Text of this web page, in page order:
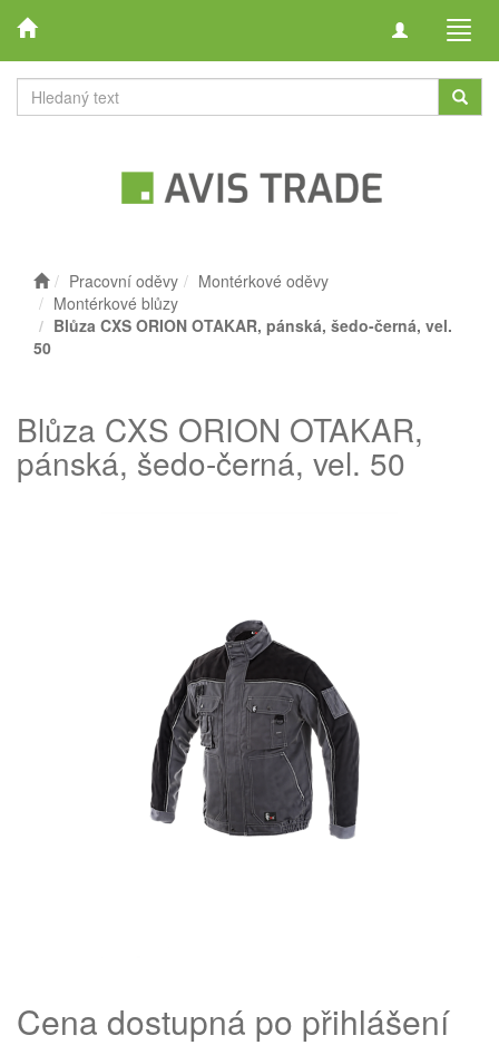
Toggle
Pracovní oděvy
Montérkové oděvy
Montérkové blůzy
Blůza CXS ORION OTAKAR, pánská, šedo-černá, vel.
50
Blůza CXS ORION OTAKAR,
pánská, šedo-černá, vel. 50
Cena dostupná po přihlášení